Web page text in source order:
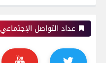
عداد التواصل الإجتماعي